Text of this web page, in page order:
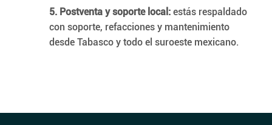
5. Postventa y soporte local: estás respaldado
con soporte, refacciones y mantenimiento
desde Tabasco y todo el suroeste mexicano.